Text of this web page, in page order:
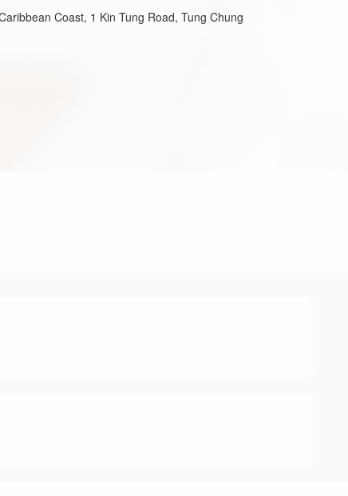
Coast, 1 Kin Tung Road, Tung Chung